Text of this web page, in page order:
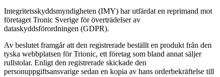
Integritetsskyddsmyndigheten (IMY) har utfärdat en reprimand mot
företaget Tronic Sverige för överträdelser av
dataskyddsförordningen (GDPR).
Av beslutet framgår att den registrerade beställt en produkt från den
tyska webbplatsen för Trionic, ett företag som bland annat säljer
rullstolar. Enligt den registrerade skickade den
personuppgiftsansvarige sedan en kopia av hans orderbekräftelse till